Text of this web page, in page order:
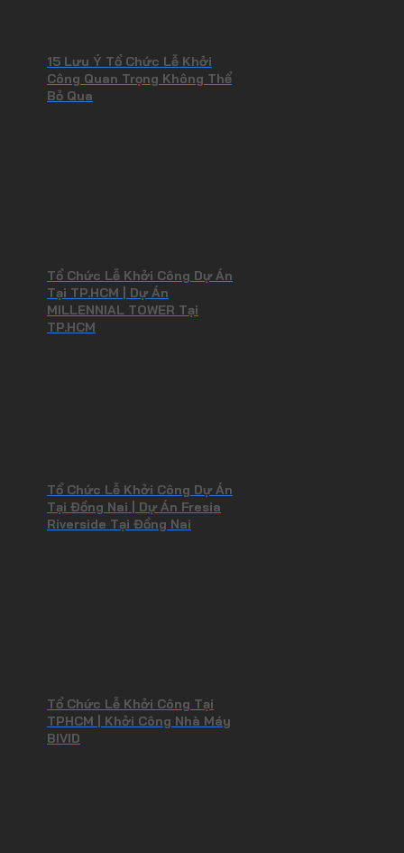
15 Lưu Ý Tổ Chức Lễ Khởi
Công Quan Trọng Không Thể
Bỏ Qua
Tổ Chức Lễ Khởi Công Dự Án
Tại TP.HCM | Dự Án
MILLENNIAL TOWER Tại
TP.HCM
Tổ Chức Lễ Khởi Công Dự Án
Tại Đồng Nai | Dự Án Fresia
Riverside Tại Đồng Nai
Tổ Chức Lễ Khởi Công Tại
TPHCM | Khởi Công Nhà Máy
BIVID